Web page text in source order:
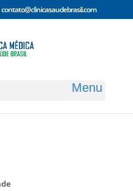
contato@clinicasaudebrasil.com